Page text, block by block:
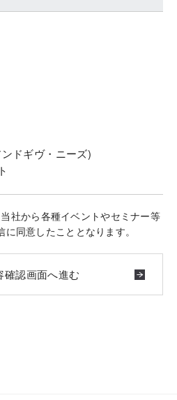
ドギヴ・ニーズ)
社から各種イベントやセミナー等
同意したこととなります。